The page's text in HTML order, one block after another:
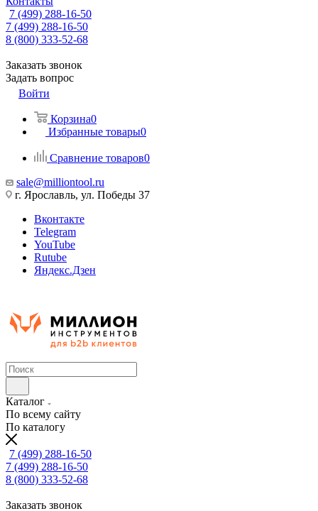
7 (499) 288-16-50
7 (499) 288-16-50
8 (800) 333-52-68
Заказать звонок
Задать вопрос
Войти
Корзина0
Избранные товары0
Сравнение товаров0
sale@milliontool.ru
г. Ярославль, ул. Победы 37
Вконтакте
Telegram
YouTube
Rutube
Яндекс.Дзен
Каталог
По всему сайту
По каталогу
7 (499) 288-16-50
7 (499) 288-16-50
8 (800) 333-52-68
Заказать звонок